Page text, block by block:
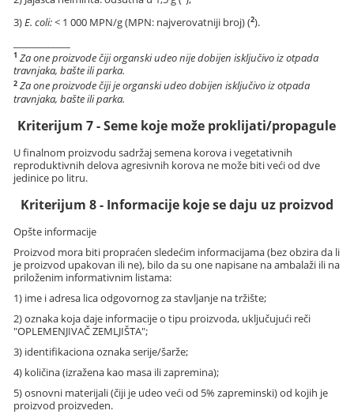
3)E. coli:< 1 000 MPN/g (MPN: najverovatniji broj) (2).
1 Za one proizvode čiji organski udeo nije dobijen isključivo iz otpada
travnjaka, bašte ili parka.
2 Za one proizvode čiji je organski udeo dobijen isključivo iz otpada
travnjaka, bašte ili parka.
Kriterijum 7 - Seme koje može proklijati/propagule
U finalnom proizvodu sadržaj semena korova i vegetativnih
reproduktivnih delova agresivnih korova ne može biti veći od dve
jedinice po litru.
Kriterijum 8 - Informacije koje se daju uz proizvod
Opšte informacije
Proizvod mora biti propraćen sledećim informacijama (bez obzira da li
je proizvod upakovan ili ne), bilo da su one napisane na ambalaži ili na
priloženim informativnim listama:
1) ime i adresa lica odgovornog za stavljanje na tržište;
2) oznaka koja daje informacije o tipu proizvoda, uključujući reči
"OPLEMENJIVAČ ZEMLJIŠTA";
3) identifikaciona oznaka serije/šarže;
4) količina (izražena kao masa ili zapremina);
5) osnovni materijali (čiji je udeo veći od 5% zapreminski) od kojih je
proizvod proizveden.